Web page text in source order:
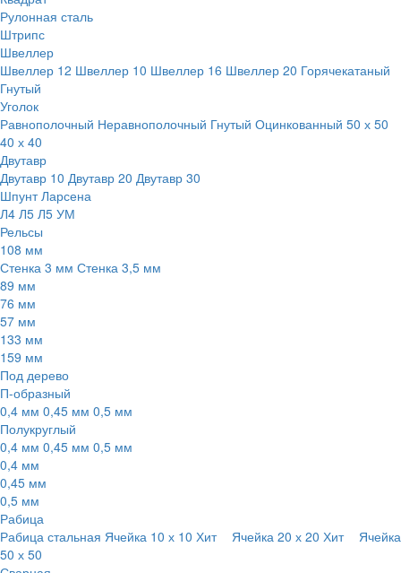
Рулонная сталь
Штрипс
Швеллер
Швеллер 12 Швеллер 10 Швеллер 16 Швеллер 20 Горячекатаный
Гнутый
Уголок
Равнополочный Неравнополочный Гнутый Оцинкованный 50 х 50
40 х 40
Двутавр
Двутавр 10 Двутавр 20 Двутавр 30
Шпунт Ларсена
Л4 Л5 Л5 УМ
Рельсы
108 мм
Стенка 3 мм Стенка 3,5 мм
89 мм
76 мм
57 мм
133 мм
159 мм
Под дерево
П-образный
0,4 мм 0,45 мм 0,5 мм
Полукруглый
0,4 мм 0,45 мм 0,5 мм
0,4 мм
0,45 мм
0,5 мм
Рабица
Рабица стальная Ячейка 10 х 10 Хит Ячейка 20 х 20 Хит
Ячейка
50 х 50